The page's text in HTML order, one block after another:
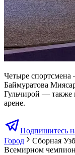
Четыре
Баймуратова
Гульчирой — также
арене.
Подпишитесь
Город
Сборная
Всемирном